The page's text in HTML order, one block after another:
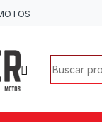
Search